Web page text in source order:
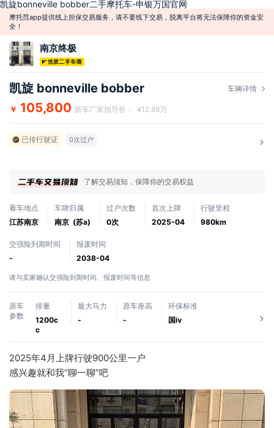
凯旋bonneville bobber二手摩托车-申银万国官网
摩托范app提供线上担保交易服务，请不要线下交易，脱离平台将无法保障你的资金安
全！
南京终极
凯旋 bonneville bobber 车辆详情
￥ 105,800 新车厂家指导价： ¥12.89万
已传行驶证 0次过户
了解交易须知，保障你的交易权益
看车地点
江苏南京
车牌归属
南京 (苏a)
过户次数
0次
首次上牌
2025-04
行驶里程
980km
交强险到期时间
-
报废时间
2038-04
请与卖家确认交强险到期时间、报废时间等信息
原车
参数
排量
1200c
c
最大马力
-
原车座高
-
环保标准
国ⅳ
2025年4月上牌行驶900公里一户
感兴趣就和我“聊一聊”吧